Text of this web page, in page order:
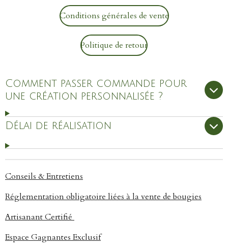
Conditions générales de vente
Politique de retour
Comment passer commande pour
une création personnalisée ?
Délai de réalisation
Conseils & Entretiens
Réglementation obligatoire liées à la vente de bougies
Artisanant Certifié
Espace Gagnantes Exclusif